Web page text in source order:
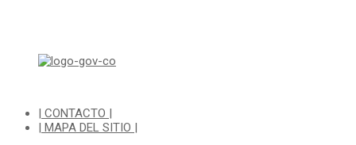
| CONTACTO |
| MAPA DEL SITIO |